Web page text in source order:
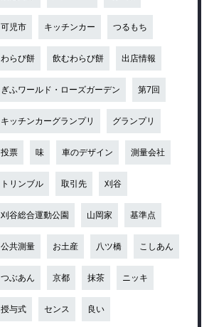
可児市 キッチンカー つるもち
わらび餅 飲むわらび餅 出店情報
ぎふワールド・ローズガーデン 第7回
キッチンカーグランプリ グランプリ
投票 味 車のデザイン 測量会社
トリンブル 取引先 刈谷
刈谷総合運動公園 山岡家 基準点
公共測量 お土産 八ツ橋 こしあん
つぶあん 京都 抹茶 ニッキ
授与式 センス 良い